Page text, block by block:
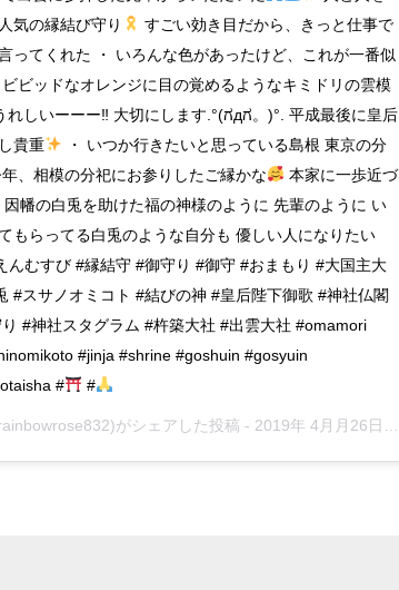
気の縁結び守り
すごい効き目だから、きっと仕事で
ってくれた ・ いろんな色があったけど、これが一番似
ビッドなオレンジに目の覚めるようなキミドリの雲模
しいーーー‼︎ 大切にします.°(ಗдಗ。)°. 平成最後に皇后
貴重
・ いつか行きたいと思っている島根 東京の分
、相模の分祀にお参りしたご縁かな
本家に一歩近づ
幡の白兎を助けた福の神様のように 先輩のように い
もらってる白兎のような自分も 優しい人になりたい
んむすび #縁結守 #御守り #御守 #おまもり #大国主大
#スサノオミコト #結びの神 #皇后陛下御歌 #神社仏閣
#神社スタグラム #杵築大社 #出雲大社 #omamori
#jinja #shrine #goshuin #gosyuin
#
#
がシェアした投稿 - 2019年 4月月26日午後3時22分PDT